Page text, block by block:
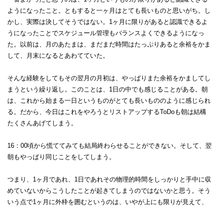
ようになったこと。ともすると一ヶ月はとても長いものと思いがち。し
かし、実際は決してそうではない。1ヶ月に限りがあると認識できるよ
うになったことでスケジュール管理もバランスよくできるようになっ
た。以前は、月のあたまは、まだまだ時間はたっぷりあると余裕をかま
して、月末になるとあわてていた。
そんな経験をしてもその翌月の月初は、やっぱりまた余裕をかましてし
まうという繰り返し。このことは、1日の中でも感じることがある。朝
は、これから始まる一日というものがとても長いもののように感じられ
る。だから、今日はこれをやろうとリストアップするToDoも朝は結構
たくさんあげてしまう。
16：00頃から慌ててみても結局終わらせることができない。そして、翌
朝もやっぱり同じことをしてしまう。
つまり、1ヶ月であれ、1日であれその物理的時間をしっかりと手中に収
めていないからこうしたことが起きてしまうのではないかと思う。そう
いう点で1ヶ月に外枠を囲むというのは、いやが上にも限りが見えて、